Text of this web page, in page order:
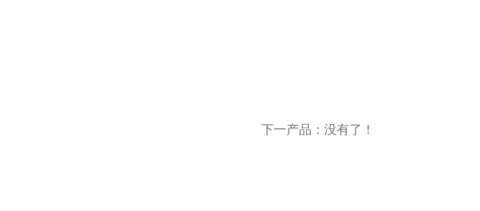
下一产品：没有了！